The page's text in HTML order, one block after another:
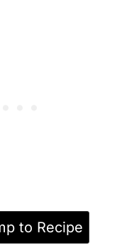
to Recipe